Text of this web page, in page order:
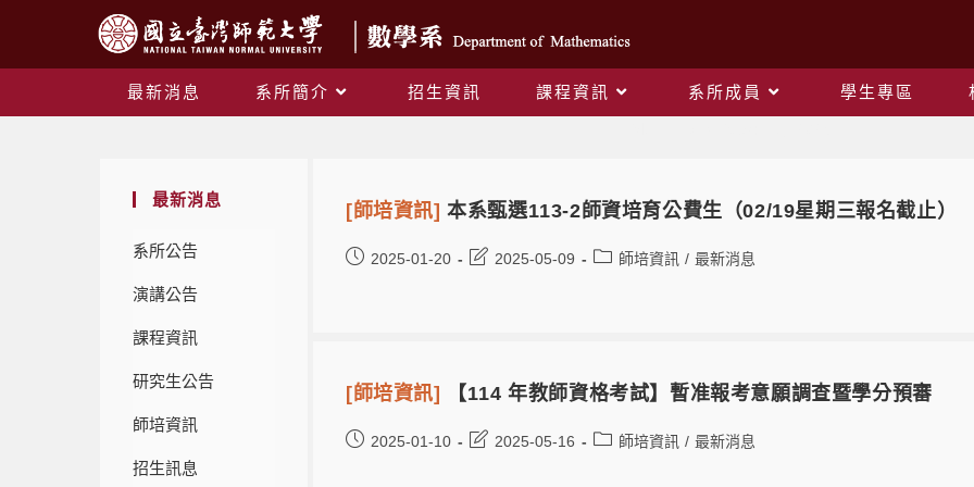
最新消息 系所簡介 招生資訊 課程資訊 系所成員 學生專區
最新消息
系所公告
演講公告
課程資訊
研究生公告
師培資訊
招生訊息
[師培資訊]本系甄選113-2師資培育公費生（02/19星期三報名截止）
2025-01-20 2025-05-09 師培資訊 / 最新消息
[師培資訊] 【114 年教師資格考試】暫准報考意願調查暨學分預審
2025-01-10 2025-05-16 師培資訊 / 最新消息